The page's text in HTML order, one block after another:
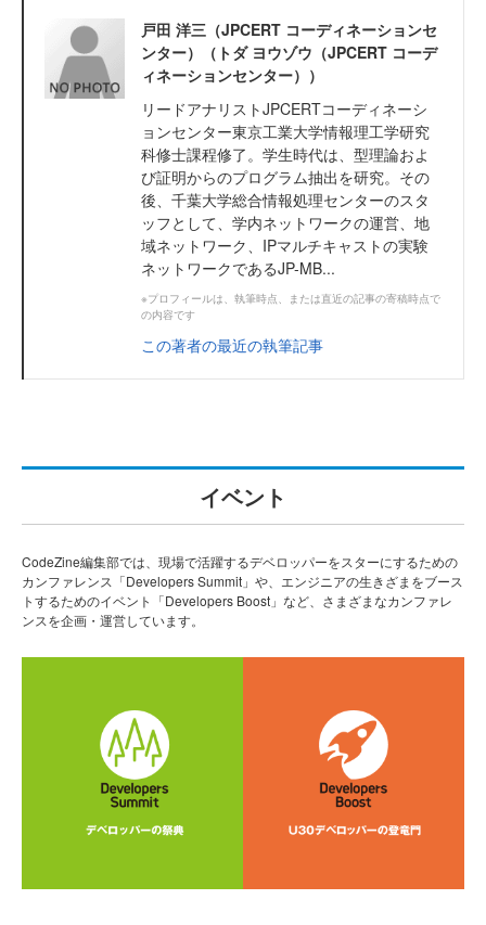
戸田 洋三（JPCERT コーディネーションセ
ンター）（トダ ヨウゾウ（JPCERT コーデ
ィネーションセンター））
リードアナリストJPCERTコーディネーシ
ョンセンター東京工業大学情報理工学研究
科修士課程修了。学生時代は、型理論およ
び証明からのプログラム抽出を研究。その
後、千葉大学総合情報処理センターのスタ
ッフとして、学内ネットワークの運営、地
域ネットワーク、IPマルチキャストの実験
ネットワークであるJP-MB...
※プロフィールは、執筆時点、または直近の記事の寄稿時点で
の内容です
この著者の最近の執筆記事
イベント
CodeZine編集部では、現場で活躍するデベロッパーをスターにするための
カンファレンス「Developers Summit」や、エンジニアの生きざまをブース
トするためのイベント「Developers Boost」など、さまざまなカンファレ
ンスを企画・運営しています。